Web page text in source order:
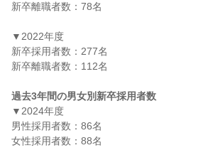
新卒離職者数：78名
▼2022年度
新卒採用者数：277名
新卒離職者数：112名
過去3年間の男女別新卒採用者数
▼2024年度
男性採用者数：86名
女性採用者数：88名